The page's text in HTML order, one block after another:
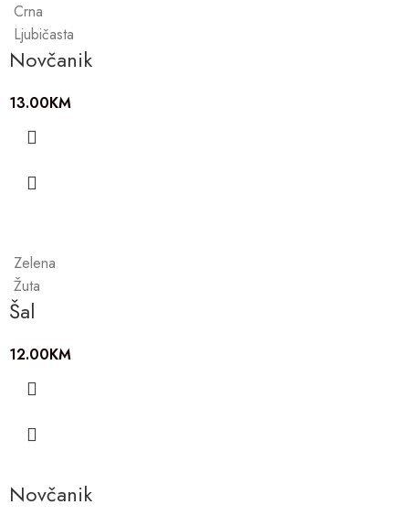
Crna
Ljubičasta
Novčanik
13.00KM
Zelena
Žuta
Šal
12.00KM
Novčanik